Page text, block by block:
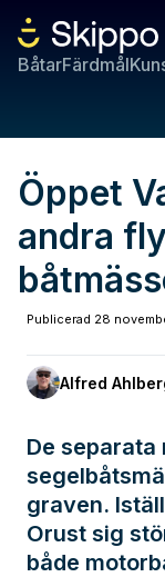
BåtarFärdmål
Öppet
andra
Publicerad 28
Alfred
De separata
graven.
Orust sig
både